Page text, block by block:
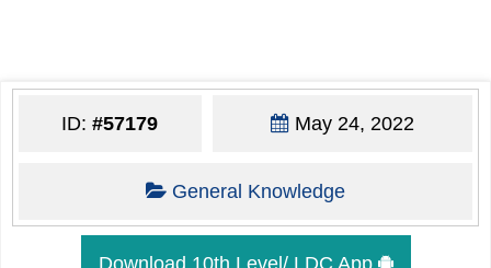
ID:#57179 May 24, 2022
General Knowledge
Download 10th Level/ LDC App